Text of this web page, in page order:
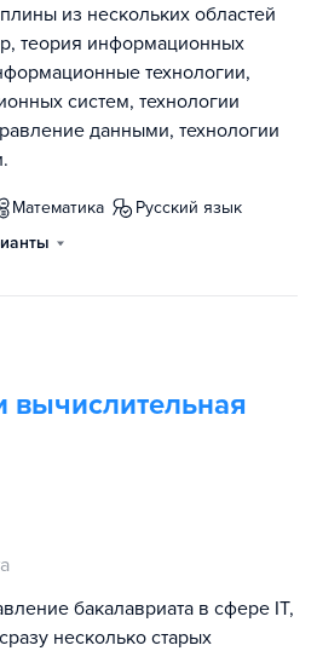
из нескольких областей
теория информационных
технологии,
систем, технологии
данными, технологии
математика
русский язык
вычислительная
бакалавриата в сфере IT,
несколько старых